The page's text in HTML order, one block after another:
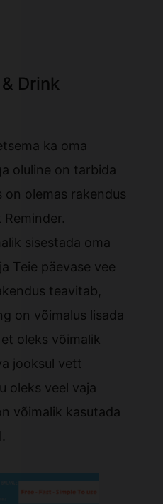
Drink
ka oma
oluline on tarbida
on olemas rakendus
sisestada oma
Teie päevase vee
teavitab,
on võimalus lisada
oleks võimalik
jooksul vett
oleks veel vaja
võimalik kasutada